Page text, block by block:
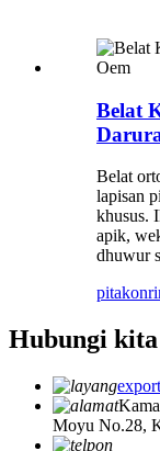
Belat
Belat
lapisan
khusus.
apik,
dhuwur
pitakon
Hubungi kita
Moyu No.28,